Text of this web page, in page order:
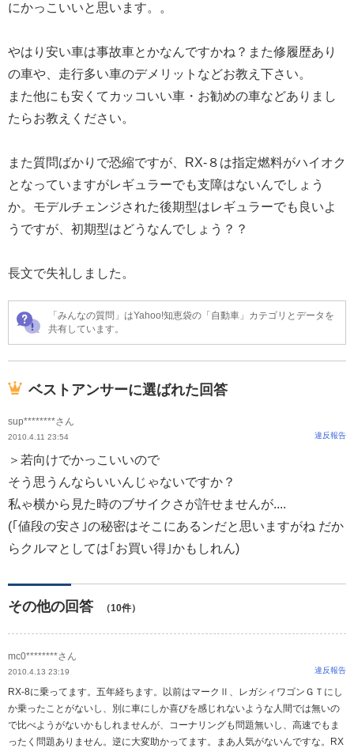
にかっこいいと思います。。
やはり安い車は事故車とかなんですかね？また修履歴あり
の車や、走行多い車のデメリットなどお教え下さい。
また他にも安くてカッコいい車・お勧めの車などありまし
たらお教えください。
また質問ばかりで恐縮ですが、RX-８は指定燃料がハイオク
となっていますがレギュラーでも支障はないんでしょう
か。モデルチェンジされた後期型はレギュラーでも良いよ
うですが、初期型はどうなんでしょう？？
長文で失礼しました。
「みんなの質問」はYahoo!知恵袋の「自動車」カテゴリとデータを
共有しています。
ベストアンサーに選ばれた回答
sup********さん
2010.4.11 23:54 違反報告
＞若向けでかっこいいので
そう思うんならいいんじゃないですか？
私ゃ横から見た時のブサイクさが許せませんが....
(｢値段の安さ｣の秘密はそこにあるンだと思いますがね だか
らクルマとしては｢お買い得｣かもしれん)
その他の回答 （10件）
mc0********さん
2010.4.13 23:19 違反報告
RX-8に乗ってます。五年経ちます。以前はマークⅡ、レガシィワゴンＧＴにし
か乗ったことがないし、別に車にしか喜びを感じれないような人間では無いの
で比べようがないかもしれませんが、コーナリングも問題無いし、高速でもま
ったく問題ありません。逆に大変助かってます。まあ人気がないんですな。RX